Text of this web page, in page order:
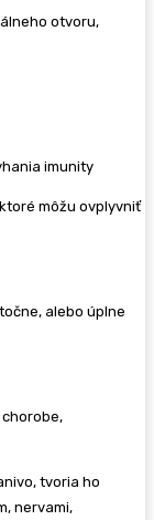
otvoru,
imunity
môžu ovplyvniť
alebo úplne
tvoria ho
nervami,